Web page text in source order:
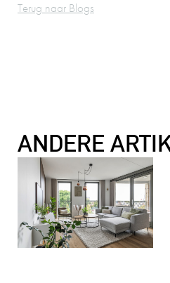
Terug naar Blogs
ANDERE